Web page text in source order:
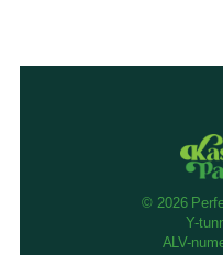
© 2026
Y-
ALV-